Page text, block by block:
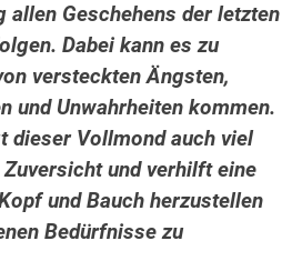
allen Geschehens der letzten
Dabei kann es zu
versteckten Ängsten,
und Unwahrheiten kommen.
dieser Vollmond auch viel
und verhilft eine
und Bauch herzustellen
Bedürfnisse zu